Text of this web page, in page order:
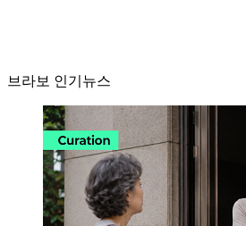
브라보 인기뉴스